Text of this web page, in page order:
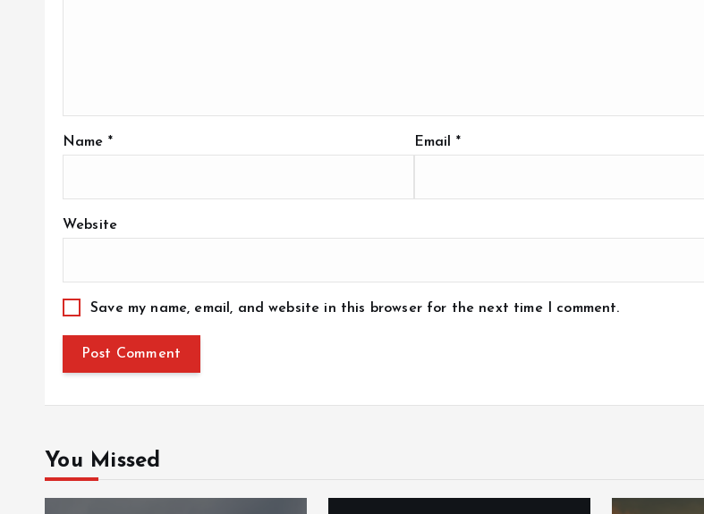
Name * Email *
Website
Save my name, email, and website in this browser for the next time I comment.
You Missed